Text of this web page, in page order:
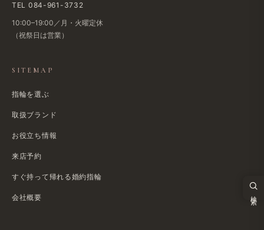
TEL 084-961-3732
10:00–19:00／月・火曜定休
（祝祭日は​営業）
SITEMAP
指輪を選ぶ
取扱ブランド
お役立ち情報
来店予約
すぐ​持って帰れる​婚約指輪
会社概要